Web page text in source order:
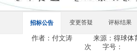
招标公告 变更答疑 评标结果
作者：付文涛 来源： 得球体
次
字号：